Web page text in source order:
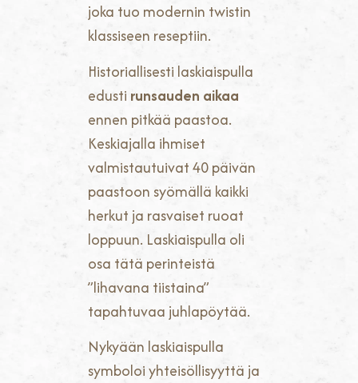
joka tuo modernin twistin
klassiseen reseptiin.
Historiallisesti laskiaispulla
edusti runsauden aikaa
ennen pitkää paastoa.
Keskiajalla ihmiset
valmistautuivat 40 päivän
paastoon syömällä kaikki
herkut ja rasvaiset ruoat
loppuun. Laskiaispulla oli
osa tätä perinteistä
”lihavana tiistaina”
tapahtuvaa juhlapöytää.
Nykyään laskiaispulla
symboloi yhteisöllisyyttä ja